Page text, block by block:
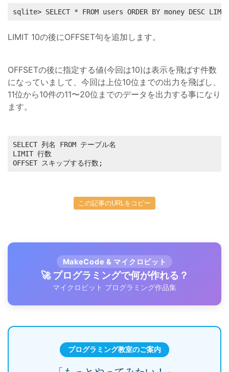
sqlite> SELECT * FROM users ORDER BY money DESC
LIMIT 10の後にOFFSET句を追加します。
OFFSETの後に指定する値(今回は10)は表示を飛ばす件数
になっていまして、今回は上位10位までの出力を飛ばし、
11位から10件の11〜20位までのデータを出力する事になり
ます。
SELECT 列名 FROM テーブル名
LIMIT 行数
OFFSET スキップする行数;
この記事のURLをコピー
MakeCode & マイクロビット
🚀 プログラミングで何が作れる？
マイクロビット プログラミング作品集
プログラミング教室のご案内